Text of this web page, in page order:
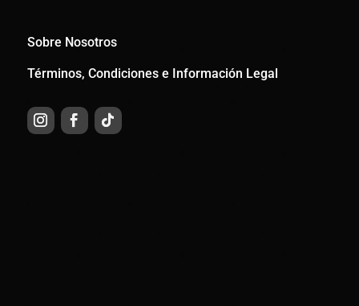
Sobre Nosotros
Términos, Condiciones e Información Legal